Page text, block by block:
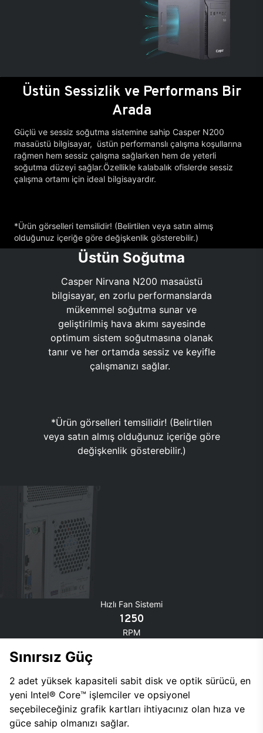
Üstün Sessizlik ve Performans Bir
Arada
Güçlü ve sessiz soğutma sistemine sahip Casper N200
masaüstü bilgisayar, üstün performanslı çalışma koşullarına
rağmen hem sessiz çalışma sağlarken hem de yeterli
soğutma düzeyi sağlar.Özellikle kalabalık ofislerde sessiz
çalışma ortamı için ideal bilgisayardır.
*Ürün görselleri temsilidir! (Belirtilen veya satın almış
olduğunuz içeriğe göre değişkenlik gösterebilir.)
Üstün Soğutma
Casper Nirvana N200 masaüstü
bilgisayar, en zorlu performanslarda
mükemmel soğutma sunar ve
geliştirilmiş hava akımı sayesinde
optimum sistem soğutmasına olanak
tanır ve her ortamda sessiz ve keyifle
çalışmanızı sağlar.
*Ürün görselleri temsilidir! (Belirtilen
veya satın almış olduğunuz içeriğe göre
değişkenlik gösterebilir.)
Hızlı Fan Sistemi
1250
RPM
Sınırsız Güç
2 adet yüksek kapasiteli sabit disk ve optik sürücü, en
yeni Intel® Core™ işlemciler ve opsiyonel
seçebileceğiniz grafik kartları ihtiyacınız olan hıza ve
güce sahip olmanızı sağlar.